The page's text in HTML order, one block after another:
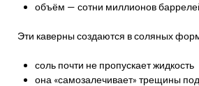
объём — сотни миллионов
Эти каверны создаются в соляных
соль почти не пропускает жидкость
она «самозалечивает» трещины